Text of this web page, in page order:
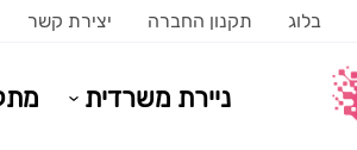
בלוג תקנון החברה יצירת קשר
ניירת משרדית